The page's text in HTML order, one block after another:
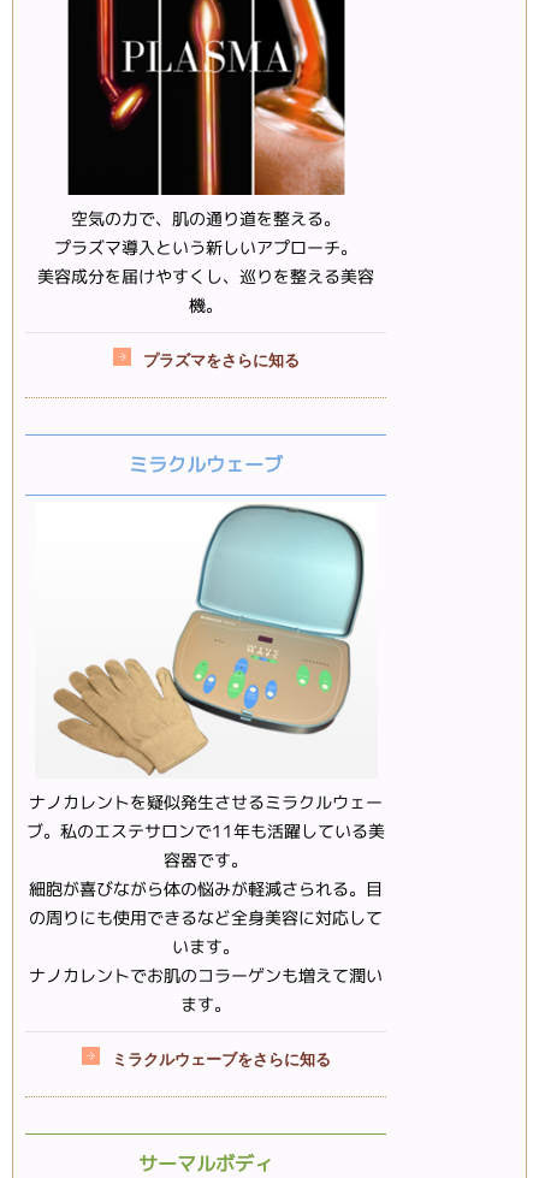
空気の力で、肌の通り道を整える。
プラズマ導入という新しいアプローチ。
美容成分を届けやすくし、巡りを整える美容
機。
プラズマをさらに知る
ミラクルウェーブ
ナノカレントを疑似発生させるミラクルウェー
ブ。私のエステサロンで11年も活躍している美
容器です。
細胞が喜びながら体の悩みが軽減さられる。目
の周りにも使用できるなど全身美容に対応して
います。
ナノカレントでお肌のコラーゲンも増えて潤い
ます。
ミラクルウェーブをさらに知る
サーマルボディ